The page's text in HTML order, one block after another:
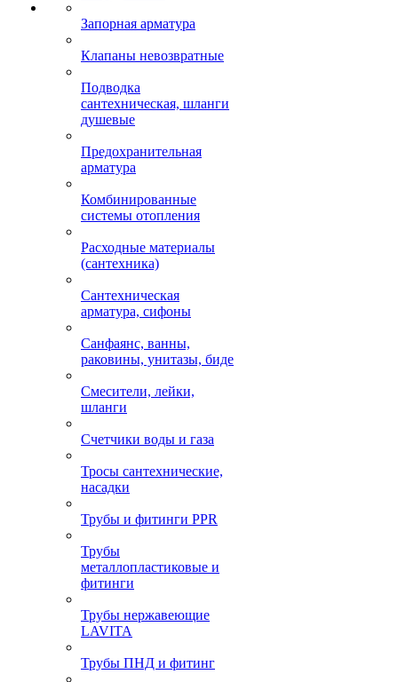
Запорная арматура
Клапаны невозвратные
Подводка
сантехническая, шланги
душевые
Предохранительная
арматура
Комбинированные
системы отопления
Расходные материалы
(сантехника)
Сантехническая
арматура, сифоны
Санфаянс, ванны,
раковины, унитазы, биде
Смесители, лейки,
шланги
Счетчики воды и газа
Тросы сантехнические,
насадки
Трубы и фитинги PPR
Трубы
металлопластиковые и
фитинги
Трубы нержавеющие
LAVITA
Трубы ПНД и фитинг